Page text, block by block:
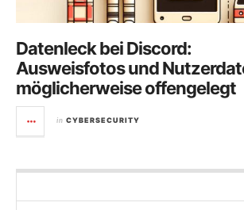
Datenleck bei Discord:
Ausweisfotos und
möglicherweise offengelegt
in CYBERSECURITY